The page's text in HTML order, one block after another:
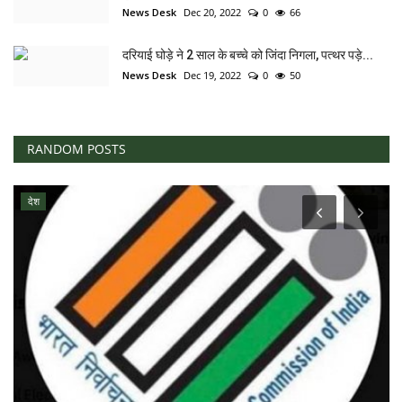
News Desk Dec 20, 2022 0 66
दरियाई घोड़े ने 2 साल के बच्चे को जिंदा निगला, पत्थर पड़े...
News Desk Dec 19, 2022 0 50
RANDOM POSTS
देश